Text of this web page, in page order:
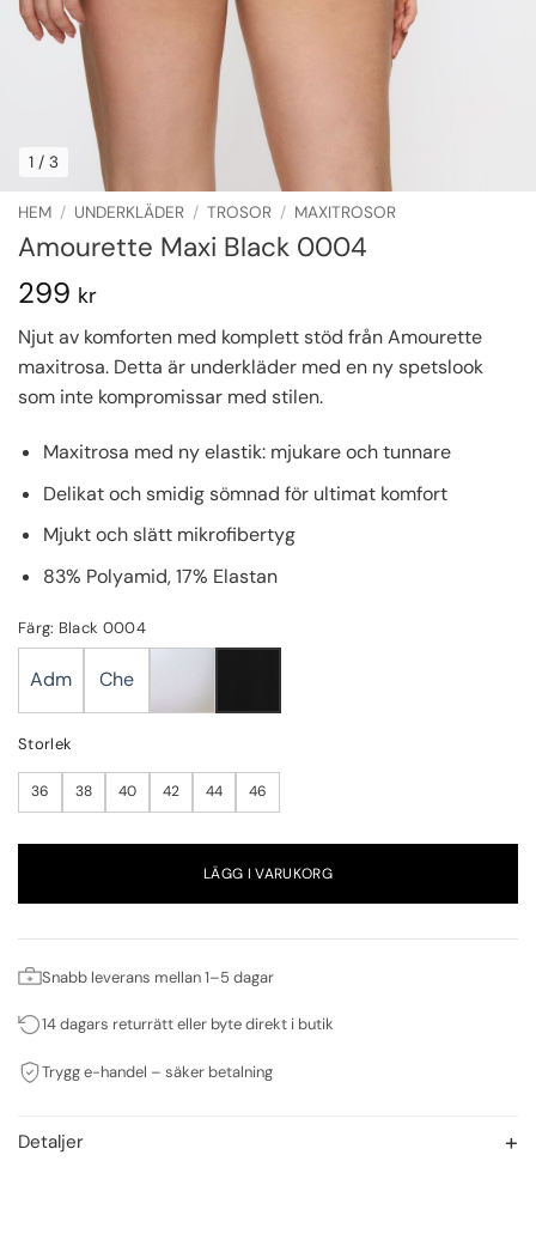
1 / 3
HEM / UNDERKLÄDER / TROSOR / MAXITROSOR
Amourette Maxi Black 0004
299 kr
Njut av komforten med komplett stöd från Amourette
maxitrosa. Detta är underkläder med en ny spetslook
som inte kompromissar med stilen.
Maxitrosa med ny elastik: mjukare och tunnare
Delikat och smidig sömnad för ultimat komfort
Mjukt och slätt mikrofibertyg
83% Polyamid, 17% Elastan
Färg: Black 0004
Adm Che
Storlek
36 38 40 42 44 46
LÄGG I VARUKORG
Snabb leverans mellan 1–5 dagar
14 dagars returrätt eller byte direkt i butik
Trygg e-handel – säker betalning
Detaljer